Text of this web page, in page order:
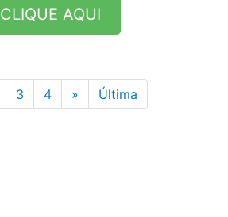
CLIQUE AQUI
3 4 » ÚltimaÚltima